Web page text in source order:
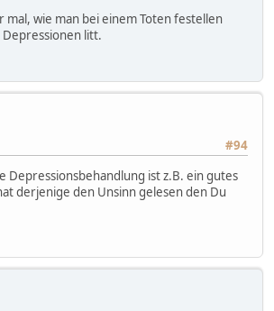
mal, wie man bei einem Toten festellen
litt.
#94
Depressionsbehandlung ist z.B. ein gutes
derjenige den Unsinn gelesen den Du